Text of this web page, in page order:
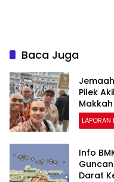
Baca Juga
Pilek
Makkah
LAPORAN
Info
Darat